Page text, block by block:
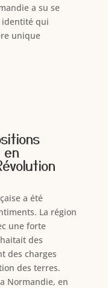
a su se
identité qui
unique
a été
La région
une forte
des
des charges
des terres.
Normandie, en